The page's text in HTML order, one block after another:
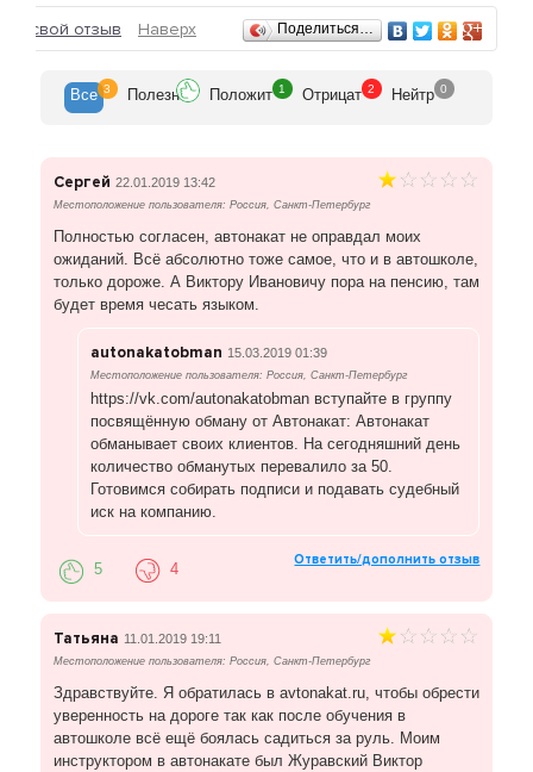
Отзывы
свой отзыв Наверх Поделиться…
Все 3 Полезн Положит 1 Отрицат 2 Нейтр 0
Сергей 22.01.2019 13:42
Местоположение пользователя: Россия, Санкт-Петербург
Полностью согласен, автонакат не оправдал моих
ожиданий. Всё абсолютно тоже самое, что и в автошколе,
только дороже. А Виктору Ивановичу пора на пенсию, там
будет время чесать языком.
autonakatobman 15.03.2019 01:39
Местоположение пользователя: Россия, Санкт-Петербург
https://vk.com/autonakatobman вступайте в группу
посвящённую обману от Автонакат: Автонакат
обманывает своих клиентов. На сегодняшний день
количество обманутых перевалило за 50.
Готовимся собирать подписи и подавать судебный
иск на компанию.
Ответить/дополнить отзыв
5 4
Татьяна 11.01.2019 19:11
Местоположение пользователя: Россия, Санкт-Петербург
Здравствуйте. Я обратилась в avtonakat.ru, чтобы обрести
уверенность на дороге так как после обучения в
автошколе всё ещё боялась садиться за руль. Моим
инструктором в автонакате был Журавский Виктор